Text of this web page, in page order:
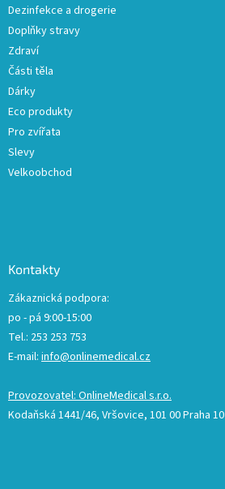
Dezinfekce a drogerie
Doplňky stravy
Zdraví
Části těla
Dárky
Eco produkty
Pro zvířata
Slevy
Velkoobchod
Kontakty
Zákaznická podpora:
po - pá 9:00-15:00
Tel.: 253 253 753
E-mail: info@onlinemedical.cz
Provozovatel: OnlineMedical s.r.o.
Kodaňská 1441/46, Vršovice, 101 00 Praha 10